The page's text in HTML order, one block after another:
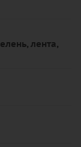
лента,